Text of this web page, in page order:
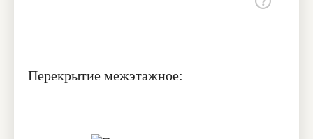
Перекрытие межэтажное: